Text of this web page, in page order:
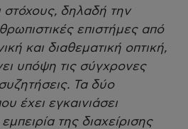
στόχους, δηλαδή την
επιστήμες από
και διαθεματική οπτική,
υπόψη τις σύγχρονες
Τα δύο
έχει εγκαινιάσει
της διαχείρισης